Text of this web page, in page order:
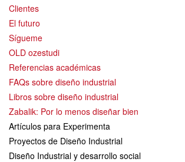
Clientes
El futuro
Sígueme
OLD ozestudi
Referencias académicas
FAQs sobre diseño industrial
Libros sobre diseño industrial
Zabalik: Por lo menos diseñar bien
Artículos para Experimenta
Proyectos de Diseño Industrial
Diseño Industrial y desarrollo social